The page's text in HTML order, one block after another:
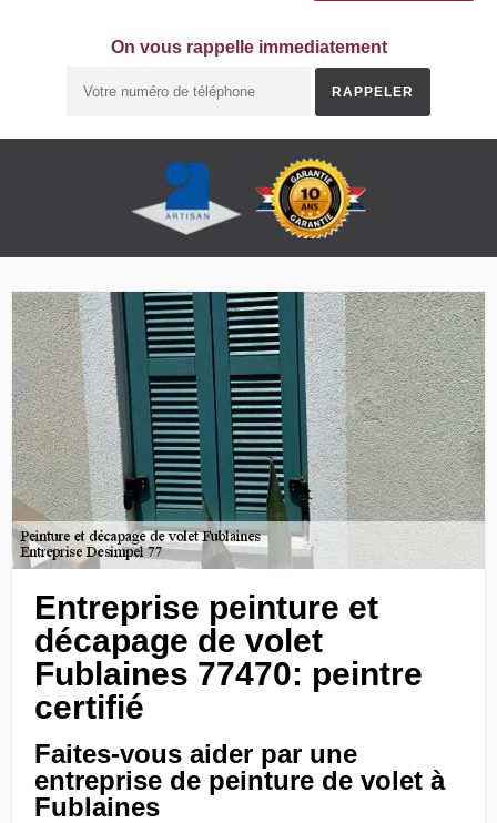
On vous rappelle immediatement
Entreprise peinture et
décapage de volet
Fublaines 77470: peintre
certifié
Faites-vous aider par une
entreprise de peinture de volet à
Fublaines